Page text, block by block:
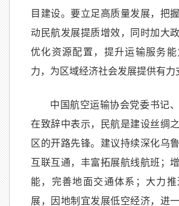
目建设。要立足高质量发展，把
动民航发展提质增效，同时加大政
优化资源配置，提升运输服务
力，为区域经济社会发展提供有力
中国航空运输协会党委书记
在致辞中表示，民航是建设丝绸
区的开路先锋。建议持续深化乌
互联互通，丰富拓展航线航班；
能，完善地面交通体系；大力
展，因地制宜发展低空经济，进